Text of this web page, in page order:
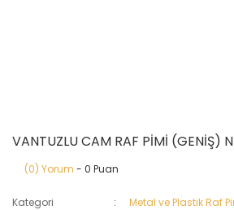
VANTUZLU CAM RAF PİMİ (GENİŞ)
(0) Yorum - 0 Puan
Kategori
Metal ve Plastik Raf